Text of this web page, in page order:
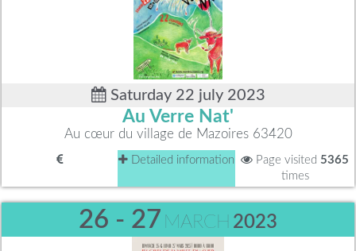
Saturday 22 july 2023
Au Verre Nat'
Au cœur du village de Mazoires 63420
Detailed information Page visited 5365
times
26 - 27 MARCH 2023